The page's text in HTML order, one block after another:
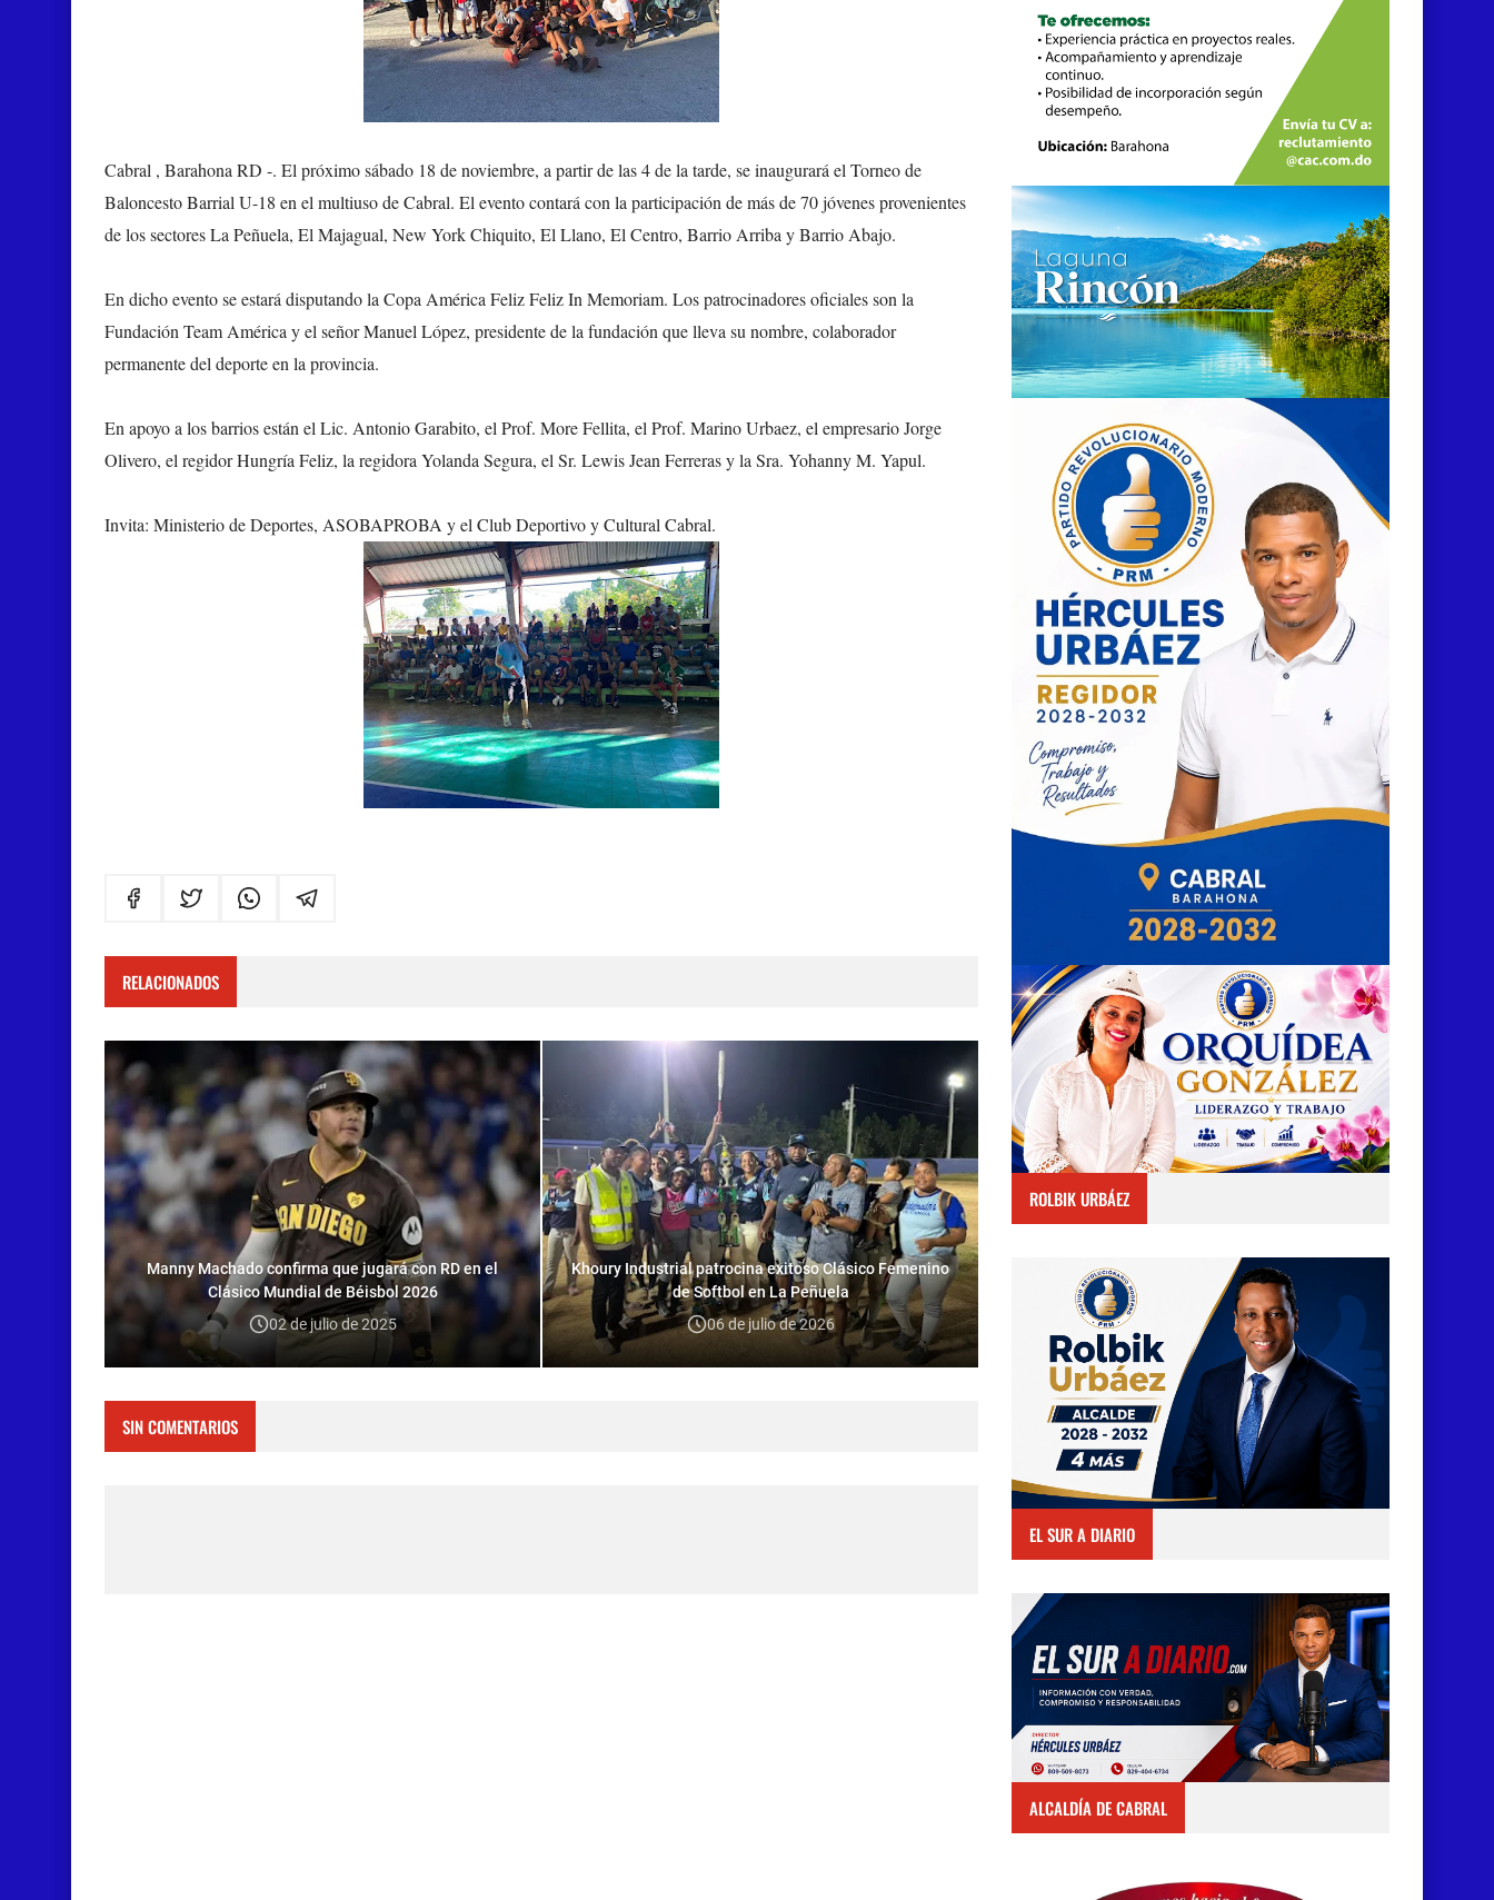
Cabral , Barahona RD -. El próximo sábado 18 de noviembre, a partir de las 4 de la tarde, se inaugurará el Torneo de
Baloncesto Barrial U-18 en el multiuso de Cabral. El evento contará con la participación de más de 70 jóvenes provenientes
de los sectores La Peñuela, El Majagual, New York Chiquito, El Llano, El Centro, Barrio Arriba y Barrio Abajo.
En dicho evento se estará disputando la Copa América Feliz Feliz In Memoriam. Los patrocinadores oficiales son la
Fundación Team América y el señor Manuel López, presidente de la fundación que lleva su nombre, colaborador
permanente del deporte en la provincia.
En apoyo a los barrios están el Lic. Antonio Garabito, el Prof. More Fellita, el Prof. Marino Urbaez, el empresario Jorge
Olivero, el regidor Hungría Feliz, la regidora Yolanda Segura, el Sr. Lewis Jean Ferreras y la Sra. Yohanny M. Yapul.
Invita: Ministerio de Deportes, ASOBAPROBA y el Club Deportivo y Cultural Cabral.
RELACIONADOS
Manny Machado confirma que jugará con RD en el
Clásico Mundial de Béisbol 2026
02 de julio de 2025
Khoury Industrial patrocina exitoso Clásico Femenino
de Softbol en La Peñuela
06 de julio de 2026
SIN COMENTARIOS
ROLBIK URBÁEZ
EL SUR A DIARIO
ALCALDÍA DE CABRAL